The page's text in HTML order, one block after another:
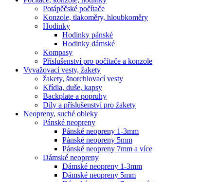
Potápěčské počítače
Konzole, tlakoměry, hloubkoměry
Hodinky
Hodinky pánské
Hodinky dámské
Kompasy
Příslušenství pro počítače a konzole
Vyvažovací vesty, žakety
žakety, šnorchlovací vesty
Křídla, duše, kapsy
Backplate a popruhy
Díly a příslušenství pro žakety
Neopreny, suché obleky
Pánské neopreny
Pánské neopreny 1-3mm
Pánské neopreny 5mm
Pánské neopreny 7mm a více
Dámské neopreny
Dámské neopreny 1-3mm
Dámské neopreny 5mm